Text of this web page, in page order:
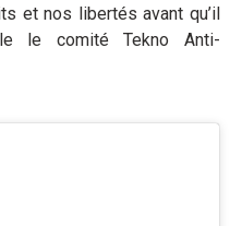
et nos libertés avant qu’il
le comité Tekno Anti-